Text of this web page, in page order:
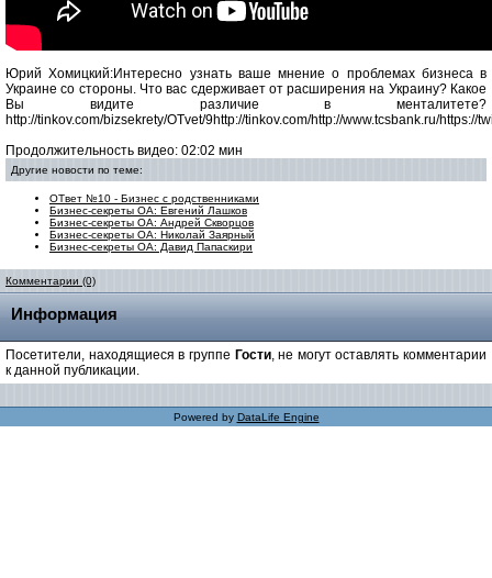
Юрий Хомицкий:Интересно узнать ваше мнение о проблемах бизнеса в
Украине со стороны. Что вас сдерживает от расширения на Украину? Какое
Вы видите различие в менталитете?
http://tinkov.com/bizsekrety/OTvet/9http://tinkov.com/http://www.tcsbank.ru/
Продолжительность видео: 02:02 мин
Другие новости по теме:
ОТвет №10 - Бизнес с родственниками
Бизнес-секреты ОА: Евгений Лашков
Бизнес-секреты ОА: Андрей Скворцов
Бизнес-секреты ОА: Николай Заярный
Бизнес-секреты ОА: Давид Папаскири
Комментарии (0)
Информация
Посетители, находящиеся в группе Гости, не могут оставлять комментарии
к данной публикации.
Powered by DataLife Engine